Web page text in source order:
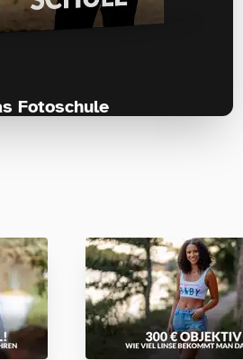
Fotoschule